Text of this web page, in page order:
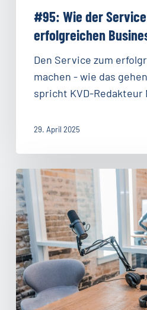
#95: Wie der
erfolgreichen
Den Service zum
machen - wie das
spricht KVD-Redakteur
29. April 2025
#94:
Transformation
im
Service
zwischen
Tradition
und
Innovation